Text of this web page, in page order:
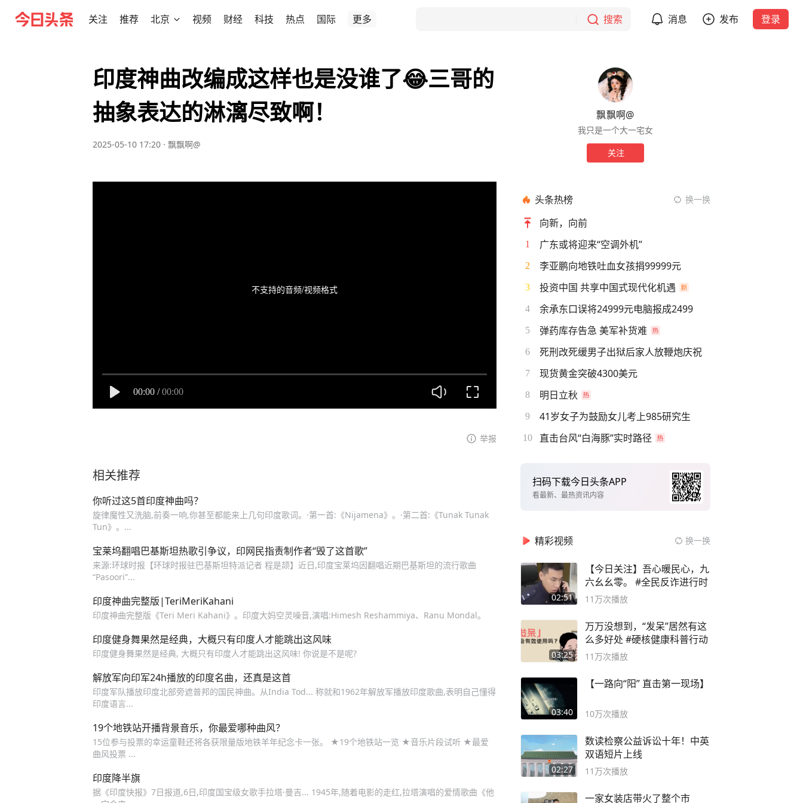
关注 推荐 北京 视频 财经 科技 热点 国际 更多 搜索 消息 发布 登录
印度神曲改编成这样也是没谁了😂三哥的
抽象表达的淋漓尽致啊！
2025-05-10 17:20 · 飘飘啊@
不支持的音频/视频格式
00:00 / 00:00
举报
相关推荐
你听过这5首印度神曲吗？
旋律魔性又洗脑,前奏一响,你甚至都能来上几句印度歌词。·第一首:《Nijamena》。·第二首:《Tunak Tunak
Tun》。...
宝莱坞翻唱巴基斯坦热歌引争议，印网民指责制作者“毁了这首歌”
来源:环球时报【环球时报驻巴基斯坦特派记者 程是颉】近日,印度宝莱坞因翻唱近期巴基斯坦的流行歌曲
“Pasoori”...
印度神曲完整版|TeriMeriKahani
印度神曲完整版《Teri Meri Kahani》。印度大妈空灵噪音,演唱:Himesh Reshammiya、Ranu Mondal。
印度健身舞果然是经典，大概只有印度人才能跳出这风味
印度健身舞果然是经典, 大概只有印度人才能跳出这风味! 你说是不是呢?
解放军向印军24h播放的印度名曲，还真是这首
印度军队播放印度北部旁遮普邦的国民神曲。从India Tod... 称就和1962年解放军播放印度歌曲,表明自己懂得
印度语言...
19个地铁站开播背景音乐，你最爱哪种曲风？
15位参与投票的幸运童鞋还将各获限量版地铁羊年纪念卡一张。 ★19个地铁站一览 ★音乐片段试听 ★最爱
曲风投票 ...
印度降半旗
据《印度快报》7日报道,6日,印度国宝级女歌手拉塔·曼吉... 1945年,随着电影的走红,拉塔演唱的爱情歌曲《他
飘飘啊@
我只是一个大一宅女
关注
头条热榜 换一换
向新，向前
1 广东或将迎来“空调外机”
2 李亚鹏向地铁吐血女孩捐99999元
3 投资中国 共享中国式现代化机遇
4 余承东口误将24999元电脑报成2499
5 弹药库存告急 美军补货难
6 死刑改死缓男子出狱后家人放鞭炮庆祝
7 现货黄金突破4300美元
8 明日立秋
9 41岁女子为鼓励女儿考上985研究生
10 直击台风“白海豚”实时路径
扫码下载今日头条APP
看最新、最热资讯内容
精彩视频 换一换
02:51
【今日关注】吾心暖民心，九
六幺幺零。 #全民反诈进行时
11万次播放
03:25
万万没想到，“发呆”居然有这
么多好处 #硬核健康科普行动
11万次播放
03:40
【一路向“阳” 直击第一现场】
10万次播放
02:27
数读检察公益诉讼十年！中英
双语短片上线
11万次播放
一家女装店带火了整个市